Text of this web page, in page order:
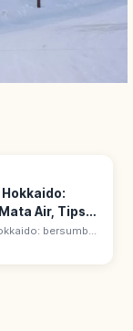
Air, Tips
bersumber
vulkanik